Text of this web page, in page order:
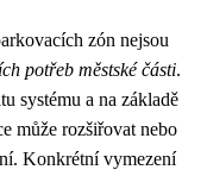
zón nejsou
potřeb městské části.
systému a na základě
může rozšiřovat nebo
Konkrétní vymezení